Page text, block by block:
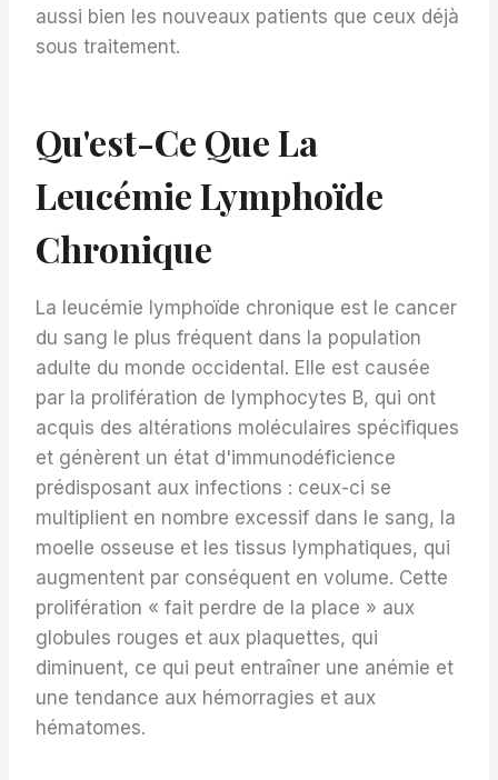
aussi bien les nouveaux patients que ceux déjà
sous traitement.
Qu'est-Ce Que La
Leucémie Lymphoïde
Chronique
La leucémie lymphoïde chronique est le cancer
du sang le plus fréquent dans la population
adulte du monde occidental. Elle est causée
par la prolifération de lymphocytes B, qui ont
acquis des altérations moléculaires spécifiques
et génèrent un état d'immunodéficience
prédisposant aux infections : ceux-ci se
multiplient en nombre excessif dans le sang, la
moelle osseuse et les tissus lymphatiques, qui
augmentent par conséquent en volume. Cette
prolifération « fait perdre de la place » aux
globules rouges et aux plaquettes, qui
diminuent, ce qui peut entraîner une anémie et
une tendance aux hémorragies et aux
hématomes.